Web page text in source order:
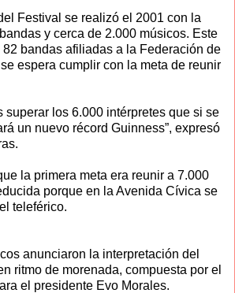
Festival se realizó el 2001 con la
y cerca de 2.000 músicos. Este
bandas afiliadas a la Federación de
espera cumplir con la meta de reunir
superar los 6.000 intérpretes que si se
un nuevo récord Guinness”, expresó
la primera meta era reunir a 7.000
porque en la Avenida Cívica se
teleférico.
anunciaron la interpretación del
ritmo de morenada, compuesta por el
el presidente Evo Morales.